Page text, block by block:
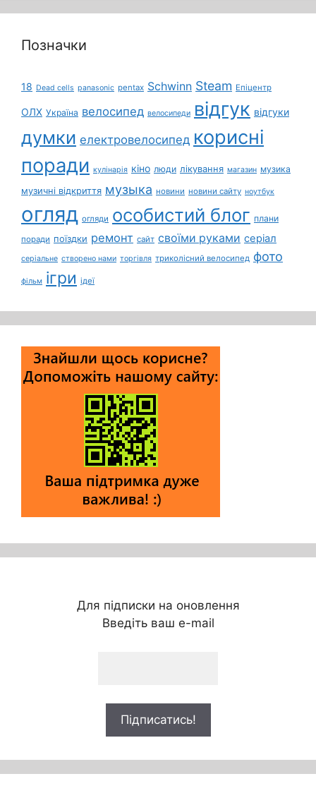
Позначки
18 Dead cells panasonic pentax Schwinn Steam Епіцентр
ОЛХ Україна велосипед велосипеди відгук відгуки
думки електровелосипед корисні
поради кулінарія кіно люди лікування магазин музика
музичні відкриття музыка новини новини сайту ноутбук
огляд огляди особистий блог плани
поради поїздки ремонт сайт своїми руками серіал
серіальне створено нами торгівля триколісний велосипед фото
фільм ігри ідеї
Для підписки на оновлення
Введіть ваш e-mail